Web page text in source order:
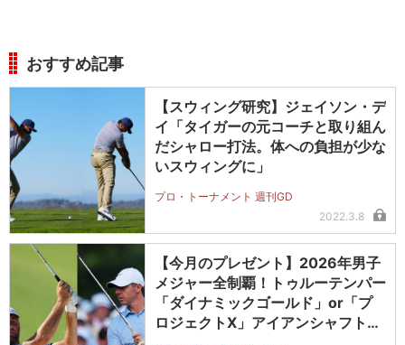
おすすめ記事
【スウィング研究】ジェイソン・デ
イ「タイガーの元コーチと取り組ん
だシャロー打法。体への負担が少な
いスウィングに」
プロ・トーナメント 週刊GD
2022.3.8
【今月のプレゼント】2026年男子
メジャー全制覇！トゥルーテンパー
「ダイナミックゴールド」or「プ
ロジェクトX」アイアンシャフト